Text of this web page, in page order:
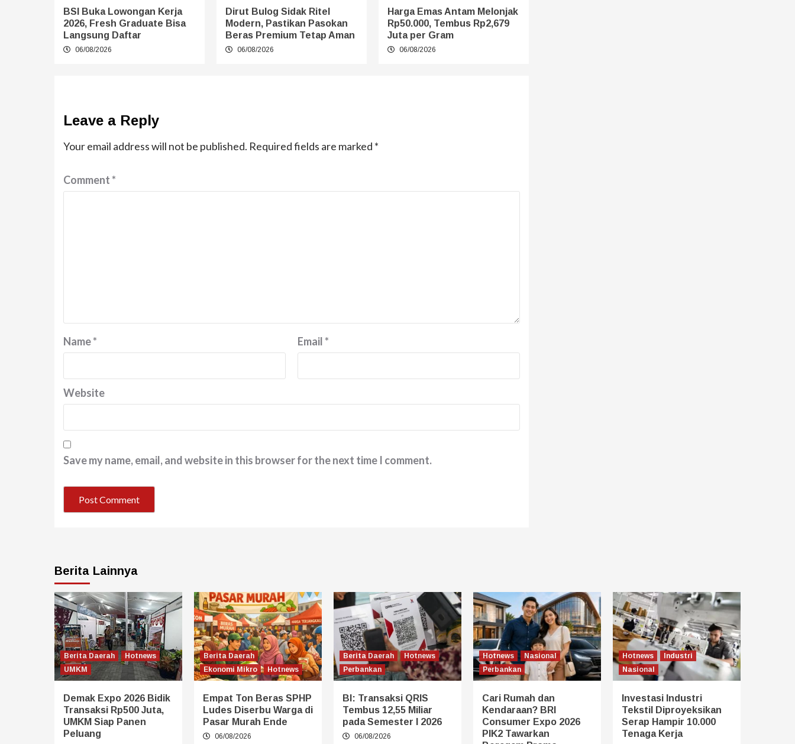
BSI Buka Lowongan Kerja
2026, Fresh Graduate Bisa
Langsung Daftar
06/08/2026
Dirut Bulog Sidak Ritel
Modern, Pastikan Pasokan
Beras Premium Tetap Aman
06/08/2026
Harga Emas Antam Melonjak
Rp50.000, Tembus Rp2,679
Juta per Gram
06/08/2026
Leave a Reply
Your email address will not be published. Required fields are marked *
Comment*
Name* Email*
Website
Save my name, email, and website in this browser for the next time I comment.
Berita Lainnya
Berita Daerah
Hotnews
UMKM
Demak Expo 2026 Bidik
Transaksi Rp500 Juta,
UMKM Siap Panen
Peluang
Berita Daerah
Ekonomi Mikro
Hotnews
Empat Ton Beras SPHP
Ludes Diserbu Warga di
Pasar Murah Ende
06/08/2026
Berita Daerah
Hotnews
Perbankan
BI: Transaksi QRIS
Tembus 12,55 Miliar
pada Semester I 2026
06/08/2026
Hotnews
Nasional
Perbankan
Cari Rumah dan
Kendaraan? BRI
Consumer Expo 2026
PIK2 Tawarkan
Hotnews
Industri
Nasional
Investasi Industri
Tekstil Diproyeksikan
Serap Hampir 10.000
Tenaga Kerja